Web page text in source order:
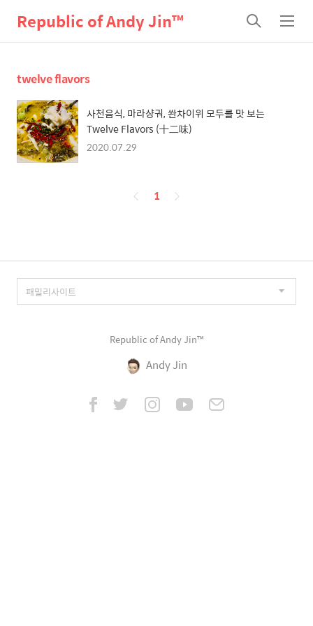
Republic of Andy Jin™
검
색
메
뉴
twelve flavors
사천음식, 마라샹궈, 쏸차이위 모두를 맛 보는
Twelve Flavors (十二味)
2020.07.29
페
1
Republic of Andy Jin™
Andy Jin